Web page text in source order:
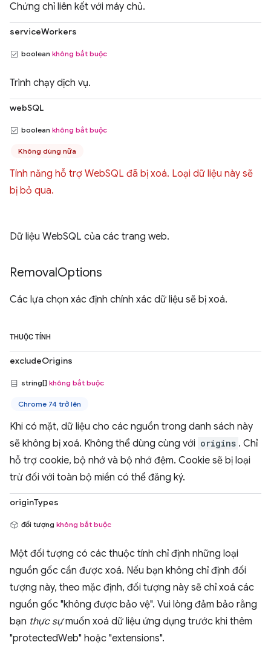
Chứng chỉ liên kết với máy chủ.
serviceWorkers
boolean không bắt buộc
Trình chạy dịch vụ.
webSQL
boolean không bắt buộc
Không dùng nữa
Tính năng hỗ trợ WebSQL đã bị xoá. Loại dữ liệu này sẽ
bị bỏ qua.
Dữ liệu WebSQL của các trang web.
RemovalOptions
Các lựa chọn xác định chính xác dữ liệu sẽ bị xoá.
THUỘC TÍNH
excludeOrigins
string[] không bắt buộc
Chrome 74 trở lên
Khi có mặt, dữ liệu cho các nguồn trong danh sách này
sẽ không bị xoá. Không thể dùng cùng với origins . Chỉ
hỗ trợ cookie, bộ nhớ và bộ nhớ đệm. Cookie sẽ bị loại
trừ đối với toàn bộ miền có thể đăng ký.
originTypes
đối tượng không bắt buộc
Một đối tượng có các thuộc tính chỉ định những loại
nguồn gốc cần được xoá. Nếu bạn không chỉ định đối
tượng này, theo mặc định, đối tượng này sẽ chỉ xoá các
nguồn gốc "không được bảo vệ". Vui lòng đảm bảo rằng
bạn thực sựmuốn xoá dữ liệu ứng dụng trước khi thêm
"protectedWeb" hoặc "extensions".